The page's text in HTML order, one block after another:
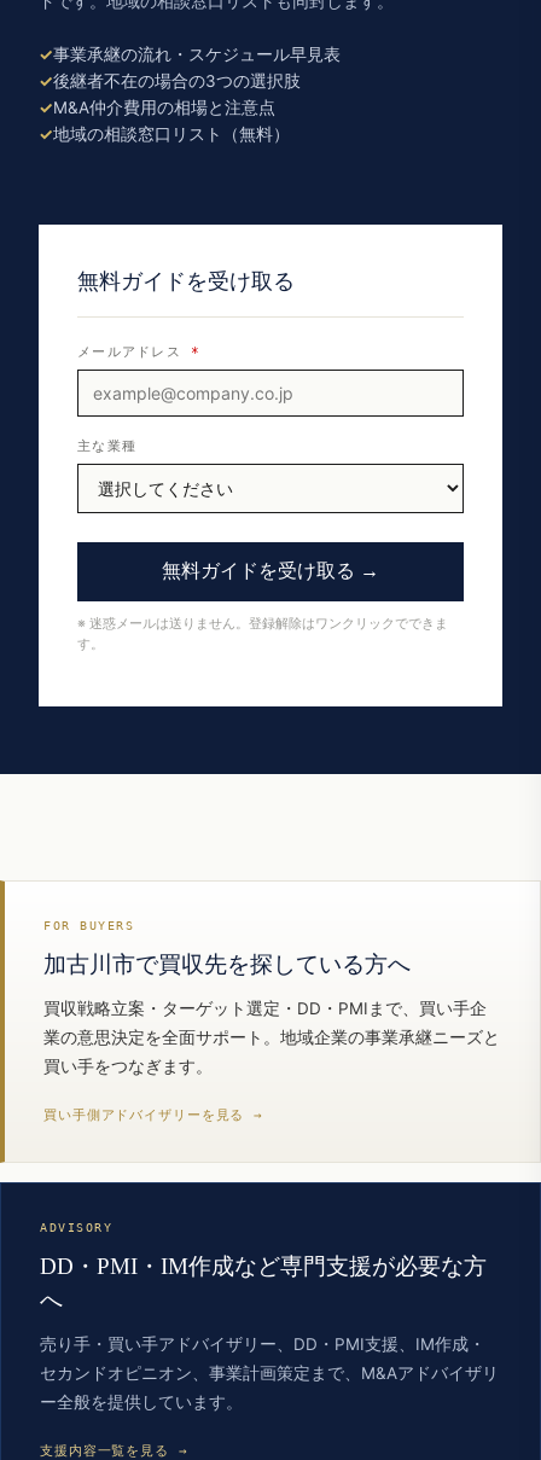
事業承継の流れ・スケジュール早見表
後継者不在の場合の3つの選択肢
M&A仲介費用の相場と注意点
地域の相談窓口リスト（無料）
無料ガイドを受け取る
メールアドレス *
主な業種
無料ガイドを受け取る →
※ 迷惑メールは送りません。登録解除はワンクリックでできま
す。
FOR BUYERS
加古川市で買収先を探している方へ
買収戦略立案・ターゲット選定・DD・PMIまで、買い手企
業の意思決定を全面サポート。地域企業の事業承継ニーズと
買い手をつなぎます。
買い手側アドバイザリーを見る →
ADVISORY
DD・PMI・IM作成など専門支援が必要な方
へ
売り手・買い手アドバイザリー、DD・PMI支援、IM作成・
セカンドオピニオン、事業計画策定まで、M&Aアドバイザリ
ー全般を提供しています。
支援内容一覧を見る →